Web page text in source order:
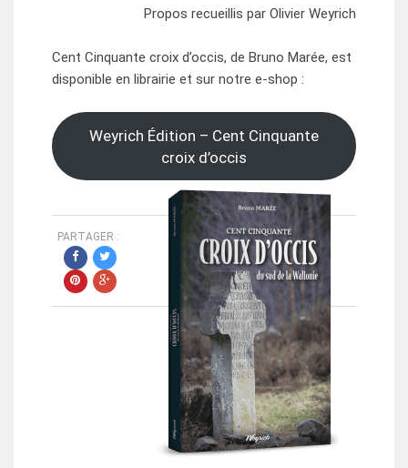
Propos recueillis par Olivier Weyrich
Cent Cinquante croix d’occis, de Bruno Marée, est
disponible en librairie et sur notre e-shop :
Weyrich Édition – Cent Cinquante
croix d’occis
PARTAGER :